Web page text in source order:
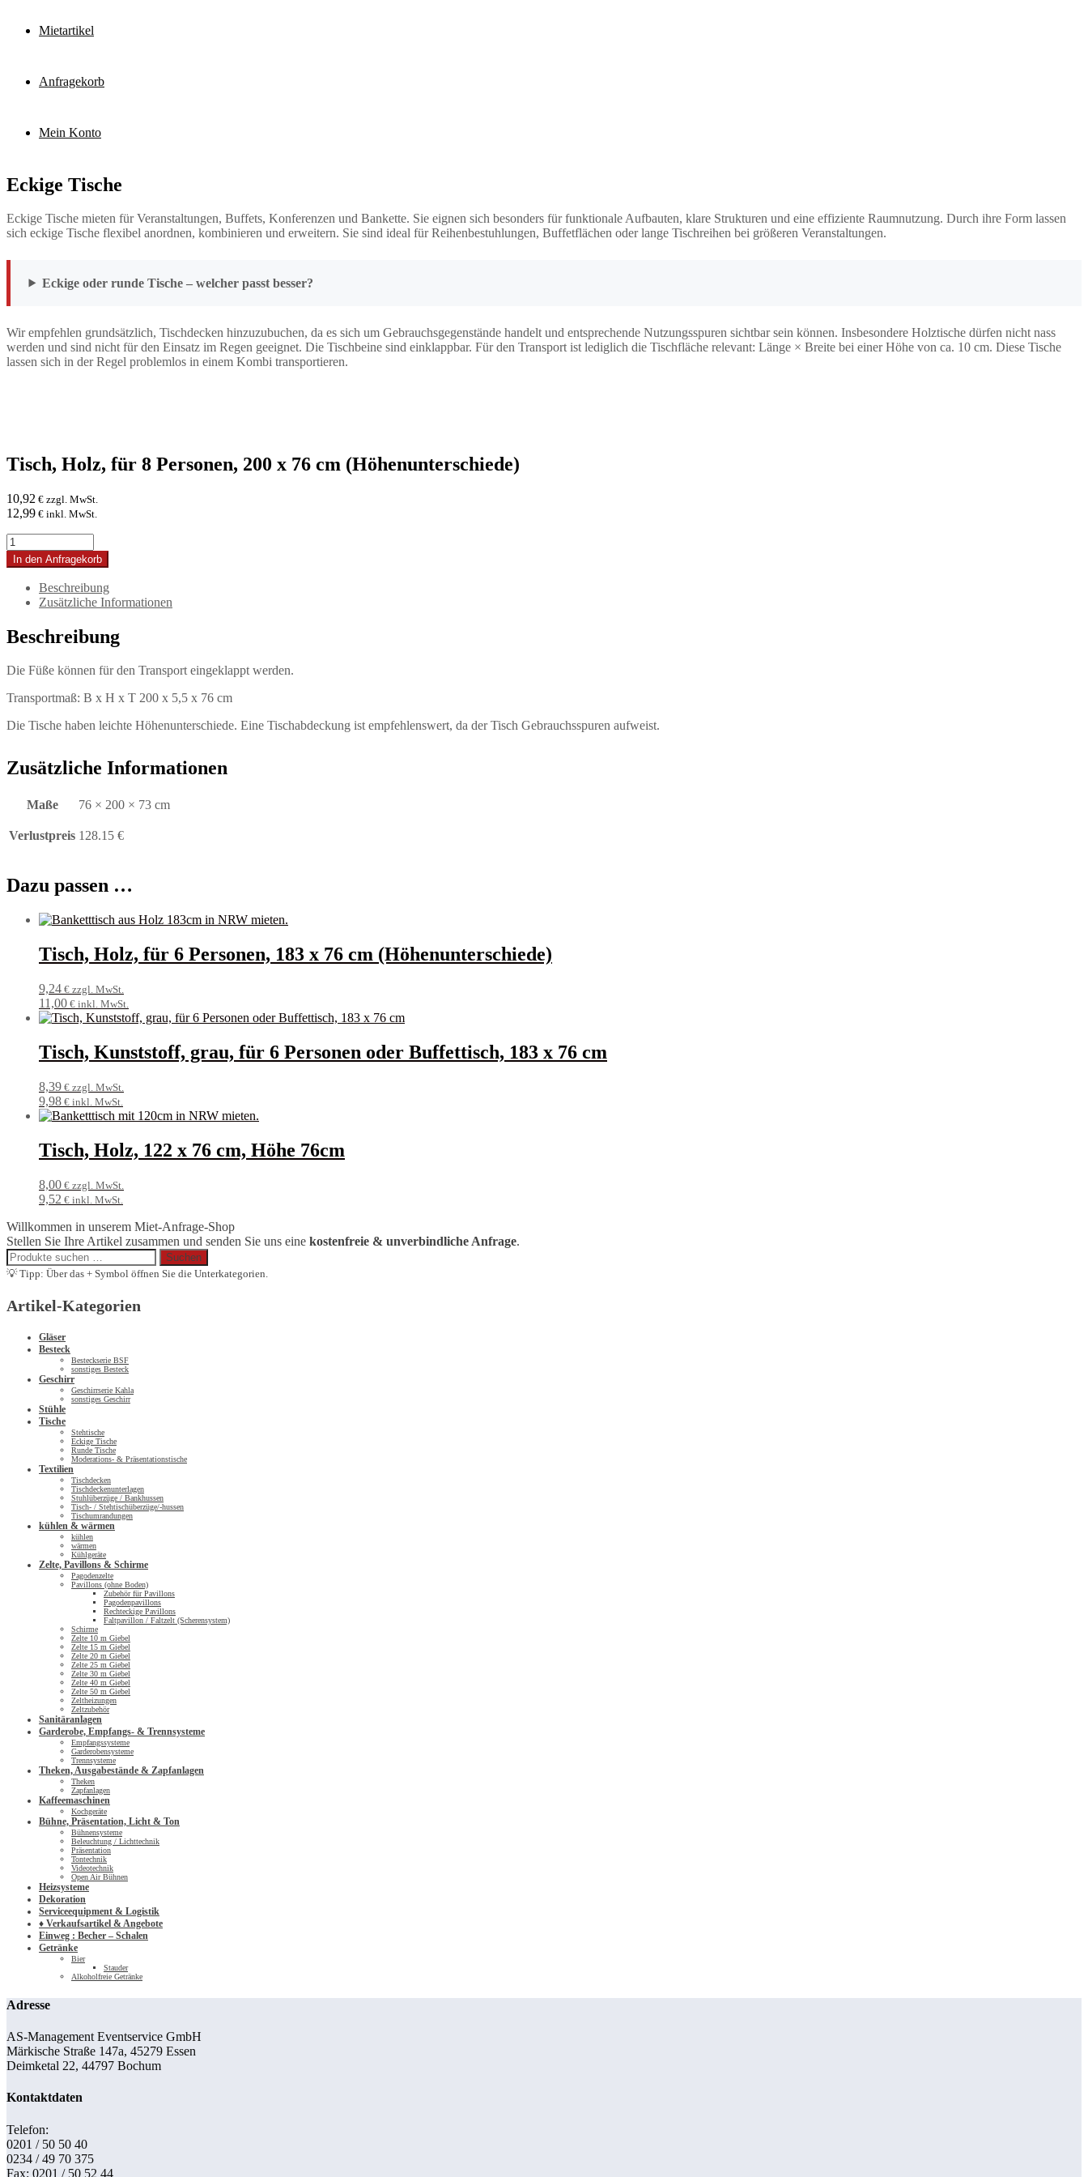
Mietartikel
Anfragekorb
Mein Konto
Eckige Tische
Eckige Tische mieten für Veranstaltungen, Buffets, Konferenzen und Bankette. Sie eignen sich besonders für funktionale Aufbauten, klare Strukturen und eine effiziente Raumnutzung. Durch ihre Form lassen
sich eckige Tische flexibel anordnen, kombinieren und erweitern. Sie sind ideal für Reihenbestuhlungen, Buffetflächen oder lange Tischreihen bei größeren Veranstaltungen.
Eckige oder runde Tische – welcher passt besser?
Wir empfehlen grundsätzlich, Tischdecken hinzuzubuchen, da es sich um Gebrauchsgegenstände handelt und entsprechende Nutzungsspuren sichtbar sein können. Insbesondere Holztische dürfen nicht nass
werden und sind nicht für den Einsatz im Regen geeignet. Die Tischbeine sind einklappbar. Für den Transport ist lediglich die Tischfläche relevant: Länge × Breite bei einer Höhe von ca. 10 cm. Diese Tische
lassen sich in der Regel problemlos in einem Kombi transportieren.
Tisch, Holz, für 8 Personen, 200 x 76 cm (Höhenunterschiede)
10,92 € zzgl. MwSt.
12,99 € inkl. MwSt.
Tisch,
Holz,
für
Personen,
x
76
(Höhenunterschiede)
In den Anfragekorb
Beschreibung
Zusätzliche Informationen
Beschreibung
Die Füße können für den Transport eingeklappt werden.
Transportmaß: B x H x T 200 x 5,5 x 76 cm
Die Tische haben leichte Höhenunterschiede. Eine Tischabdeckung ist empfehlenswert, da der Tisch Gebrauchsspuren aufweist.
Zusätzliche Informationen
Maße 76 × 200 × 73 cm
Verlustpreis 128.15 €
Dazu passen …
Tisch, Holz, für 6 Personen, 183 x 76 cm (Höhenunterschiede)
9,24 € zzgl. MwSt.
11,00 € inkl. MwSt.
Tisch, Kunststoff, grau, für 6 Personen oder Buffettisch, 183 x 76 cm
8,39 € zzgl. MwSt.
9,98 € inkl. MwSt.
Tisch, Holz, 122 x 76 cm, Höhe 76cm
8,00 € zzgl. MwSt.
9,52 € inkl. MwSt.
Willkommen in unserem Miet-Anfrage-Shop
Stellen Sie Ihre Artikel zusammen und senden Sie uns eine kostenfreie & unverbindliche Anfrage.
Suchen
nach:
Suchen
💡 Tipp: Über das + Symbol öffnen Sie die Unterkategorien.
Artikel-Kategorien
Gläser
Besteck
Besteckserie BSF
sonstiges Besteck
Geschirr
Geschirrserie Kahla
sonstiges Geschirr
Stühle
Tische
Stehtische
Eckige Tische
Runde Tische
Moderations- & Präsentationstische
Textilien
Tischdecken
Tischdeckenunterlagen
Stuhlüberzüge / Bankhussen
Tisch- / Stehtischüberzüge/-hussen
Tischumrandungen
kühlen & wärmen
kühlen
wärmen
Kühlgeräte
Zelte, Pavillons & Schirme
Pagodenzelte
Pavillons (ohne Boden)
Zubehör für Pavillons
Pagodenpavillons
Rechteckige Pavillons
Faltpavillon / Faltzelt (Scherensystem)
Schirme
Zelte 10 m Giebel
Zelte 15 m Giebel
Zelte 20 m Giebel
Zelte 25 m Giebel
Zelte 30 m Giebel
Zelte 40 m Giebel
Zelte 50 m Giebel
Zeltheizungen
Zeltzubehör
Sanitäranlagen
Garderobe, Empfangs- & Trennsysteme
Empfangssysteme
Garderobensysteme
Trennsysteme
Theken, Ausgabestände & Zapfanlagen
Theken
Zapfanlagen
Kaffeemaschinen
Kochgeräte
Bühne, Präsentation, Licht & Ton
Bühnensysteme
Beleuchtung / Lichttechnik
Präsentation
Tontechnik
Videotechnik
Open Air Bühnen
Heizsysteme
Dekoration
Serviceequipment & Logistik
♦ Verkaufsartikel & Angebote
Einweg : Becher – Schalen
Getränke
Bier
Stauder
Alkoholfreie Getränke
Adresse
AS-Management Eventservice GmbH
Märkische Straße 147a, 45279 Essen
Deimketal 22, 44797 Bochum
Kontaktdaten
Telefon:
0201 / 50 50 40
0234 / 49 70 375
Fax: 0201 / 50 52 44